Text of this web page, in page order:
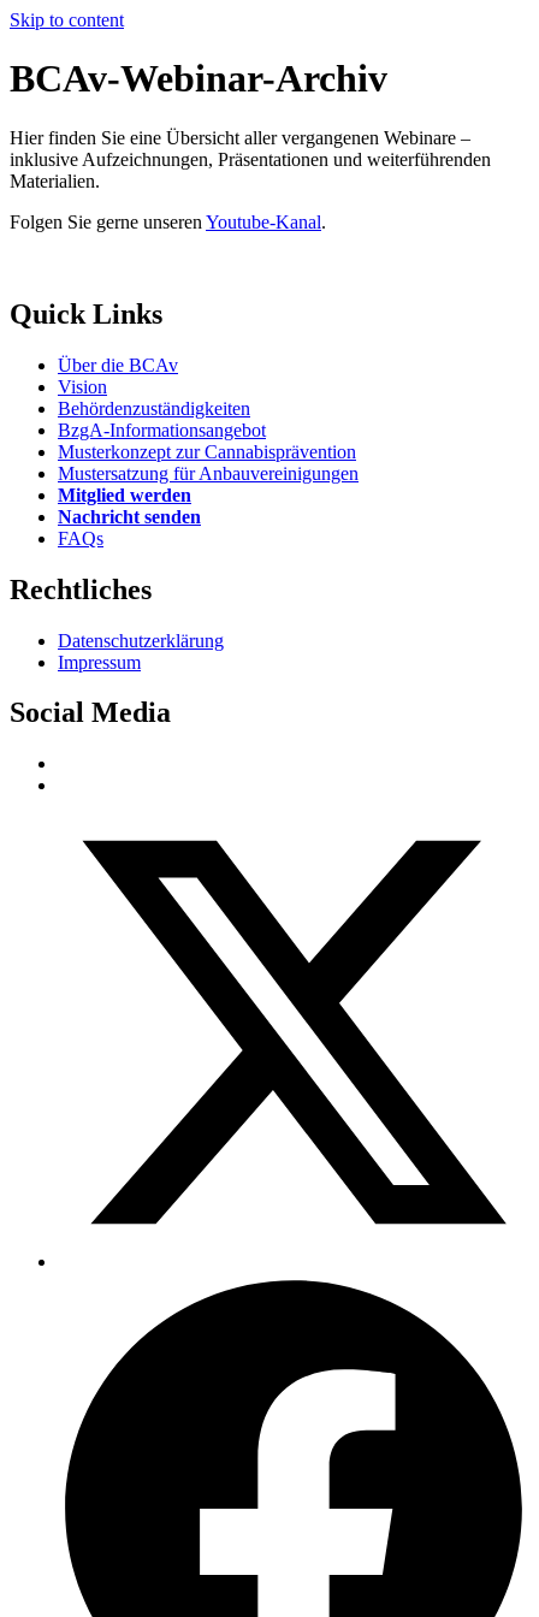
Skip to content
BCAv-Webinar-Archiv
Hier finden Sie eine Übersicht aller vergangenen Webinare –
inklusive Aufzeichnungen, Präsentationen und weiterführenden
Materialien.
Folgen Sie gerne unseren Youtube-Kanal.
Quick Links
Über die BCAv
Vision
Behördenzuständigkeiten
BzgA-Informationsangebot
Musterkonzept zur Cannabisprävention
Mustersatzung für Anbauvereinigungen
Mitglied werden
Nachricht senden
FAQs
Rechtliches
Datenschutzerklärung
Impressum
Social Media